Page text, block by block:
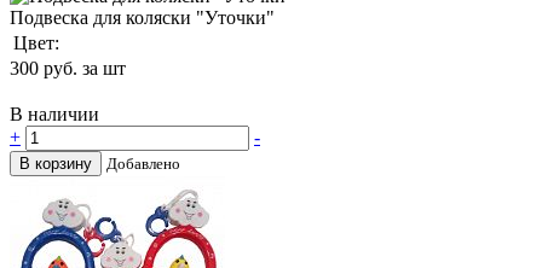
Подвеска для коляски "Уточки"
Цвет:
300 руб. за шт
В наличии
+
-
В корзину Добавлено